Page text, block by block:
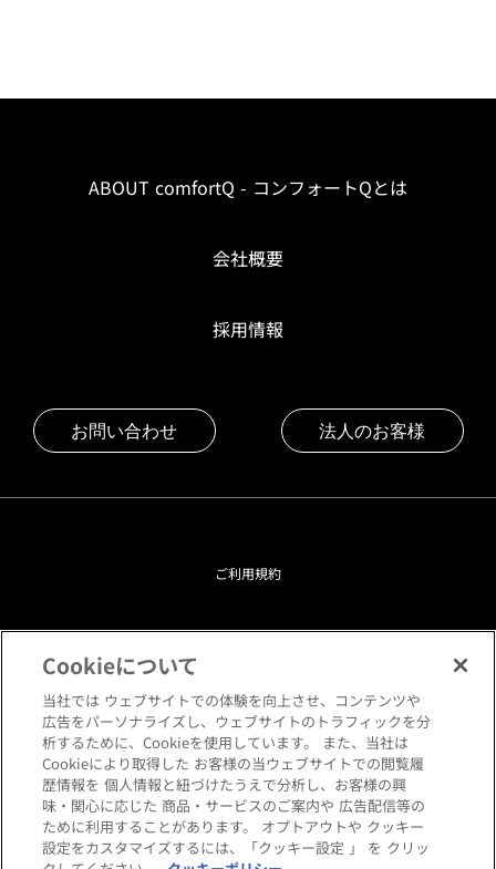
ABOUT comfortQ - コンフォートQとは
会社概要
採用情報
お問い合わせ 法人のお客様
ご利用規約
プライバシーポリシー
クッキーポリシー
閲覧環境について
サイトマップ
Cookieについて
当社では ウェブサイトでの体験を向上させ、コンテンツや
広告をパーソナライズし、ウェブサイトのトラフィックを分
析するために、Cookieを使用しています。 また、当社は
Cookieにより取得した お客様の当ウェブサイトでの閲覧履
歴情報を 個人情報と紐づけたうえで分析し、お客様の興
味・関心に応じた 商品・サービスのご案内や 広告配信等の
ために利用することがあります。 オプトアウトや クッキー
設定をカスタマイズするには、「クッキー設定 」 を クリッ